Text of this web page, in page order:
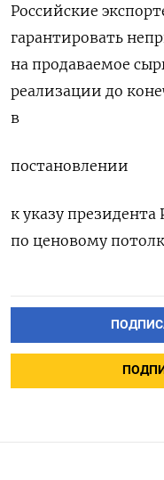
Российские
гарантировать
на продаваемое
реализации до
в
постановлении
к указу
по ценовому